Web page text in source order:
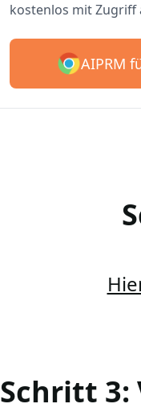
kostenlos mit Zugriff
AIPRM
Schritt 3: